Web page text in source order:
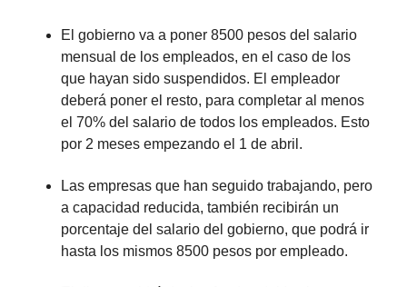
El gobierno va a poner 8500 pesos del salario
mensual de los empleados, en el caso de los
que hayan sido suspendidos. El empleador
deberá poner el resto, para completar al menos
el 70% del salario de todos los empleados. Esto
por 2 meses empezando el 1 de abril.
Las empresas que han seguido trabajando, pero
a capacidad reducida, también recibirán un
porcentaje del salario del gobierno, que podrá ir
hasta los mismos 8500 pesos por empleado.